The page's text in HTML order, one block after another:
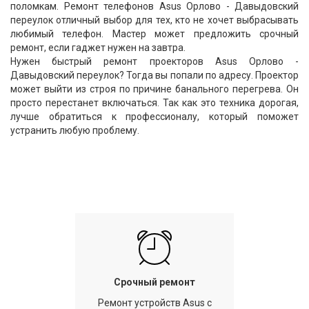
поломкам. Ремонт телефонов Asus Орлово - Давыдовский
переулок отличный выбор для тех, кто не хочет выбрасывать
любимый телефон. Мастер может предложить срочный
ремонт, если гаджет нужен на завтра.
Нужен быстрый ремонт проекторов Asus Орлово -
Давыдовский переулок? Тогда вы попали по адресу. Проектор
может выйти из строя по причине банального перегрева. Он
просто перестанет включаться. Так как это техника дорогая,
лучше обратиться к профессионалу, который поможет
устранить любую проблему.
Срочный ремонт
Ремонт устройств Asus с